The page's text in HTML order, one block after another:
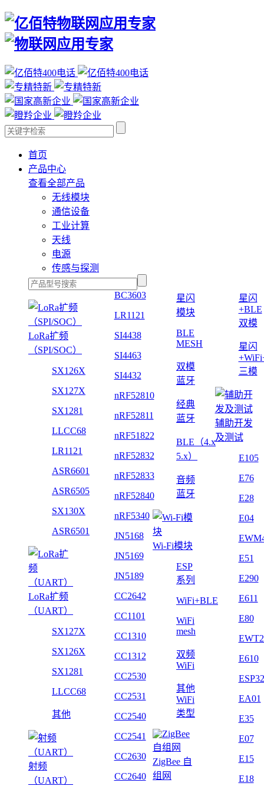
首页
产品中心
查看全部产品
无线模块
通信设备
工业计算
天线
电源
传感与探测
LoRa扩频
（SPI/SOC）
SX126X
SX127X
SX1281
LLCC68
LR1121
ASR6601
ASR6505
SX130X
ASR6501
LoRa扩频
（UART）
SX127X
SX126X
SX1281
LLCC68
其他
射频
（UART）
BC3603
LR1121
SI4438
SI4463
SI4432
nRF52810
nRF52811
nRF51822
nRF52832
nRF52833
nRF52840
nRF5340
JN5168
JN5169
JN5189
CC2642
CC1101
CC1310
CC1312
CC2530
CC2531
CC2540
CC2541
CC2630
CC2640
星闪
模块
BLE
MESH
双模
蓝牙
经典
蓝牙
BLE（4.x
5.x）
音频
蓝牙
Wi-Fi模块
ESP
系列
WiFi+BLE
WiFi
mesh
双频
WiFi
其他
WiFi
类型
ZigBee 自
组网
星闪
+BLE
双模
星闪
三模
辅助开发
及测试
E105
E76
E28
E04
E51
E290
E611
E80
E610
ESP32
EA01
E35
E07
E15
E18